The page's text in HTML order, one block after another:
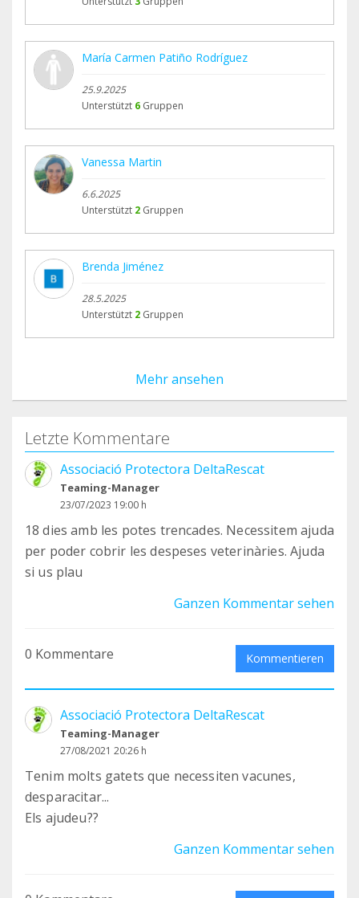
María Carmen Patiño Rodríguez
25.9.2025
Unterstützt 6 Gruppen
Vanessa Martin
6.6.2025
Unterstützt 2 Gruppen
Brenda Jiménez
28.5.2025
Unterstützt 2 Gruppen
Mehr ansehen
Letzte Kommentare
Associació Protectora DeltaRescat
Teaming-Manager
23/07/2023 19:00 h
18 dies amb les potes trencades. Necessitem ajuda
per poder cobrir les despeses veterinàries. Ajuda
si us plau
Ganzen Kommentar sehen
0 Kommentare Kommentieren
Associació Protectora DeltaRescat
Teaming-Manager
27/08/2021 20:26 h
Tenim molts gatets que necessiten vacunes,
desparacitar...
Els ajudeu??
Ganzen Kommentar sehen